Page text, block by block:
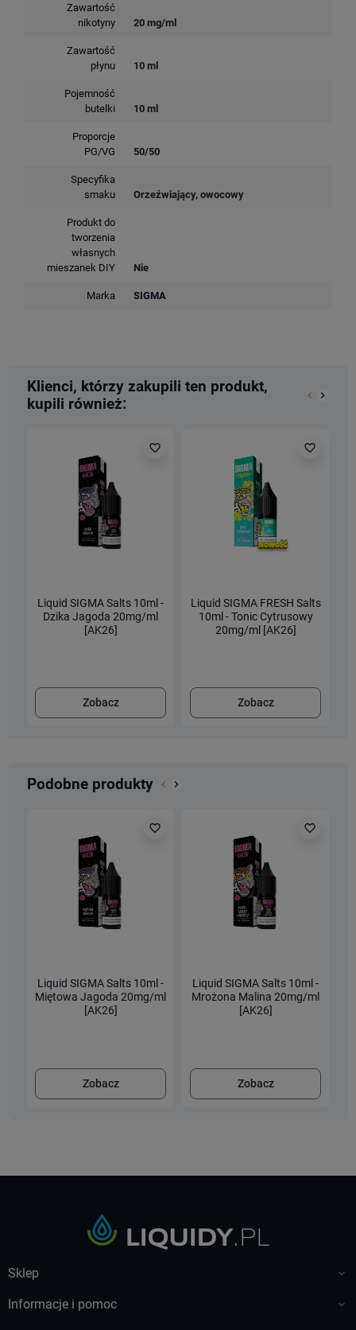
Zawartość
nikotyny
20 mg/ml
Zawartość
płynu
10 ml
Pojemność
butelki
10 ml
Proporcje
PG/VG
50/50
Specyfika
smaku
Orzeźwiający, owocowy
Produkt do
tworzenia
własnych
mieszanek DIY
Nie
Marka SIGMA
Klienci, którzy zakupili ten produkt,
kupili również:
keyboard_arrow_left keyboard_arrow_right
favorite_border
Liquid SIGMA Salts 10ml -
Dzika Jagoda 20mg/ml
[AK26]
Zobacz
favorite_border
Liquid SIGMA FRESH Salts
10ml - Tonic Cytrusowy
20mg/ml [AK26]
Zobacz
Podobne produkty Poprzedni
keyboard_arrow_left
Następny
keyboard_arrow_right
favorite_border
Liquid SIGMA Salts 10ml -
Miętowa Jagoda 20mg/ml
[AK26]
Zobacz
favorite_border
Liquid SIGMA Salts 10ml -
Mrożona Malina 20mg/ml
[AK26]
Zobacz
Sklep 
Informacje i pomoc 